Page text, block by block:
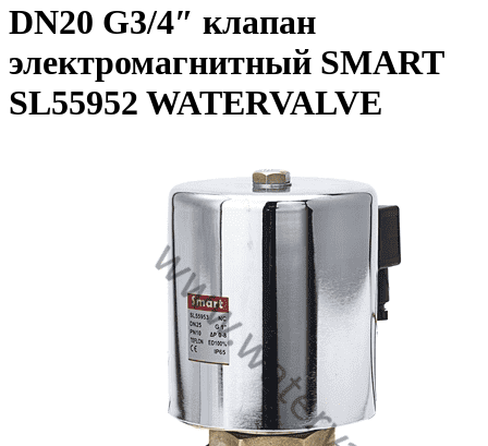
DN20 G3/4″ клапан
электромагнитный SMART
SL55952 WATERVALVE